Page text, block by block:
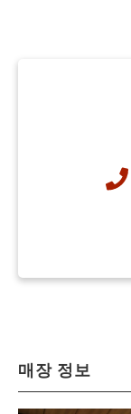
매장 정보